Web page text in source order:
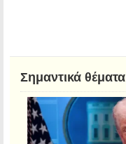
Σημαντικά θέματα